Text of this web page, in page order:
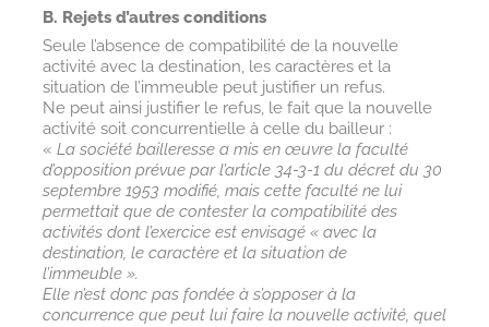
B. Rejets d’autres conditions
Seule l’absence de compatibilité de la nouvelle
activité avec la destination, les caractères et la
situation de l’immeuble peut justifier un refus.
Ne peut ainsi justifier le refus, le fait que la nouvelle
activité soit concurrentielle à celle du bailleur :
« La société bailleresse a mis en œuvre la faculté
d’opposition prévue par l’article 34-3-1 du décret du 30
septembre 1953 modifié, mais cette faculté ne lui
permettait que de contester la compatibilité des
activités dont l’exercice est envisagé « avec la
destination, le caractère et la situation de
l’immeuble ».
Elle n’est donc pas fondée à s’opposer à la
concurrence que peut lui faire la nouvelle activité, quel